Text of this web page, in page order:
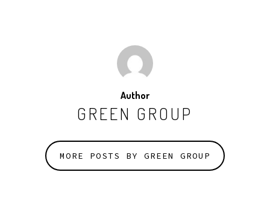
Author
GREEN GROUP
MORE POSTS BY GREEN GROUP